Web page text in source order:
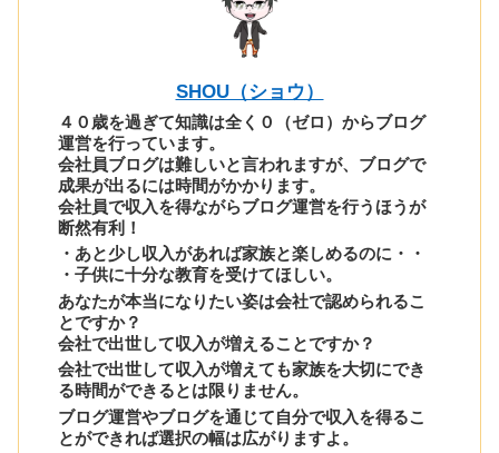
SHOU（ショウ）
４０歳を過ぎて知識は全く０（ゼロ）からブログ
運営を行っています。
会社員ブログは難しいと言われますが、ブログで
成果が出るには時間がかかります。
会社員で収入を得ながらブログ運営を行うほうが
断然有利！
・あと少し収入があれば家族と楽しめるのに・・
・子供に十分な教育を受けてほしい。
あなたが本当になりたい姿は会社で認められるこ
とですか？
会社で出世して収入が増えることですか？
会社で出世して収入が増えても家族を大切にでき
る時間ができるとは限りません。
ブログ運営やブログを通じて自分で収入を得るこ
とができれば選択の幅は広がりますよ。